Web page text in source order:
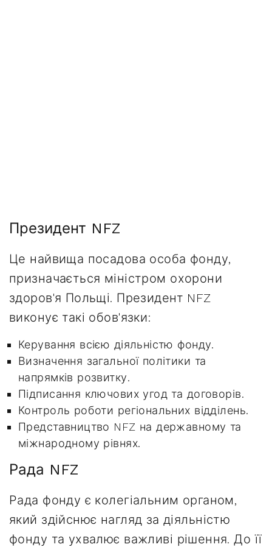
Президент NFZ
Це найвища посадова особа фонду,
призначається міністром охорони
здоров'я Польщі. Президент NFZ
виконує такі обов'язки:
Керування всією діяльністю фонду.
Визначення загальної політики та
напрямків розвитку.
Підписання ключових угод та договорів.
Контроль роботи регіональних відділень.
Представництво NFZ на державному та
міжнародному рівнях.
Рада NFZ
Рада фонду є колегіальним органом,
який здійснює нагляд за діяльністю
фонду та ухвалює важливі рішення. До її